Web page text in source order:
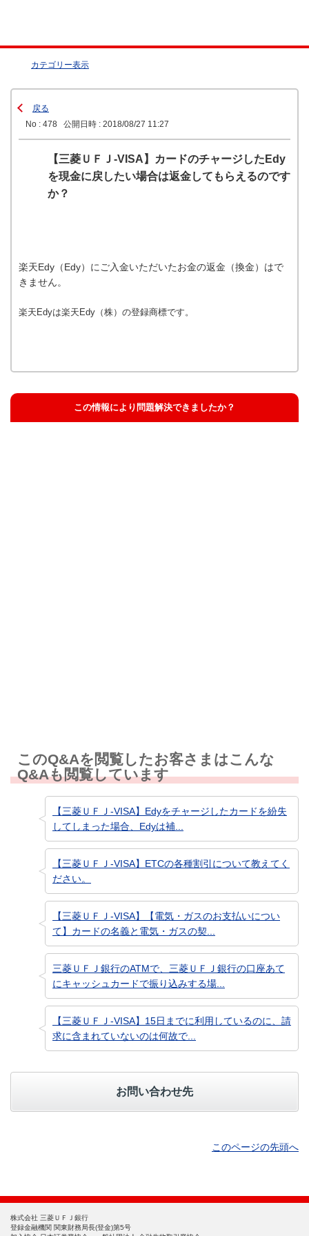
カテゴリー表示
戻る
No : 478
公開日時 : 2018/08/27 11:27
【三菱ＵＦＪ-VISA】カードのチャージしたEdy
を現金に戻したい場合は返金してもらえるのです
か？
楽天Edy（Edy）にご入金いただいたお金の返金（換金）はで
きません。
楽天Edyは楽天Edy（株）の登録商標です。
この情報により問題解決できましたか？
このQ&Aを閲覧したお客さまはこんな
Q&Aも閲覧しています
【三菱ＵＦＪ-VISA】Edyをチャージしたカードを紛失
してしまった場合、Edyは補...
【三菱ＵＦＪ-VISA】ETCの各種割引について教えてく
ださい。
【三菱ＵＦＪ-VISA】【電気・ガスのお支払いについ
て】カードの名義と電気・ガスの契...
三菱ＵＦＪ銀行のATMで、三菱ＵＦＪ銀行の口座あて
にキャッシュカードで振り込みする場...
【三菱ＵＦＪ-VISA】15日までに利用しているのに、請
求に含まれていないのは何故で...
お問い合わせ先
このページの先頭へ
株式会社 三菱ＵＦＪ銀行
登録金融機関 関東財務局長(登金)第5号